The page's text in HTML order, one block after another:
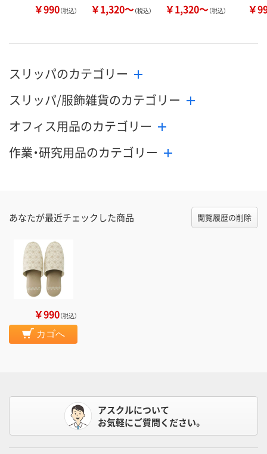
￥990（税込） ￥1,320～（税込） ￥1,320～（税込） ￥
スリッパのカテゴリー
スリッパ/服飾雑貨のカテゴリー
オフィス用品のカテゴリー
作業・研究用品のカテゴリー
あなたが最近チェックした商品 閲覧履歴の削除
￥990（税込）
カゴへ
アスクルについて
お気軽にご質問ください。